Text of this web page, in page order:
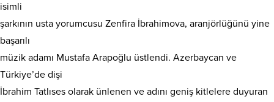
isimli
şarkının usta yorumcusu Zenfira İbrahimova, aranjörlüğünü yine
başarılı
müzik adamı Mustafa Arapoğlu üstlendi. Azerbaycan ve
Türkiye’de dişi
İbrahim Tatlıses olarak ünlenen ve adını geniş kitlelere duyuran